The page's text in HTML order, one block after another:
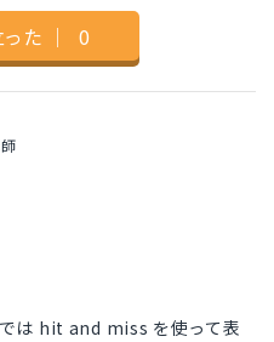
た ｜ 0
は hit and miss を使って表